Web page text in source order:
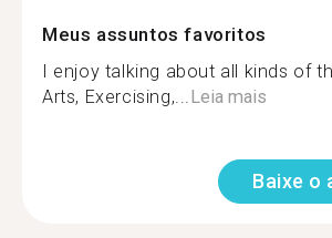
Meus assuntos favoritos
I enjoy talking about all kinds of
Arts, Exercising,...Leia mais
Baixe o